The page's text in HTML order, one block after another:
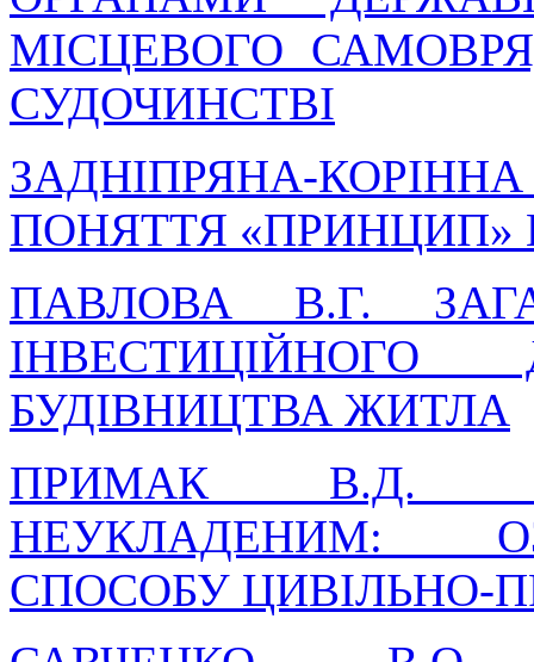
МІСЦЕВОГО
СУДОЧИНСТВІ
ЗАДНІПРЯНА-
ПОНЯТТЯ «ПРИНЦИП»
ПАВЛОВА В.Г.
БУДІВНИЦТВА ЖИТЛА
ПРИМАК В.Д.
НЕУКЛАДЕНИМ:
СПОСОБУ ЦИВІЛЬНО-